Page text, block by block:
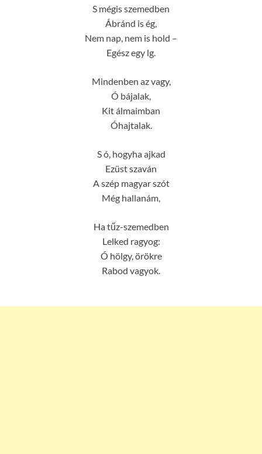
S mégis szemedben
Ábránd is ég,
Nem nap, nem is hold –
Egész egy lg.
Mindenben az vagy,
Ó bájalak,
Kit álmaimban
Óhajtalak.
S ó, hogyha ajkad
Ezüst szaván
A szép magyar szót
Még hallanám,
Ha tűz-szemedben
Lelked ragyog:
Ó hölgy, örökre
Rabod vagyok.